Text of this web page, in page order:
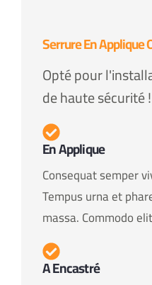
Serrure En Applique
Opté pour
de haute sécurité !
En Applique
Consequat semper
Tempus urna et
massa. Commodo
A Encastré